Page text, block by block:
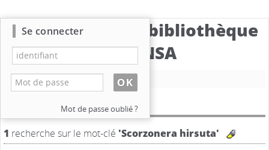
Catalogue de la bibliothèque
du CBNSA
Nouvelle recherche
Résultat de la recherche
1 recherche sur le mot-clé 'Scorzonera hirsuta'
Se connecter
Mot de passe oublié ?